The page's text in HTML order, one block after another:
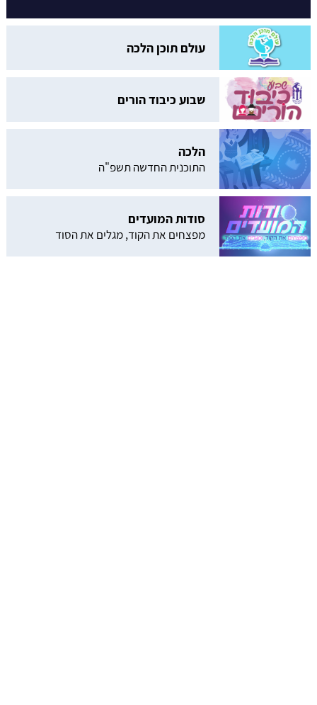
עולם תוכן הלכה
שבוע כיבוד הורים
הלכה
התוכנית החדשה תשפ"ה
סודות המועדים
מפצחים את הקוד, מגלים את הסוד